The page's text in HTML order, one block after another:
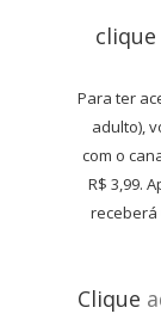
clique
Para ter
adulto),
com o
R$ 3,99.
receberá
Clique